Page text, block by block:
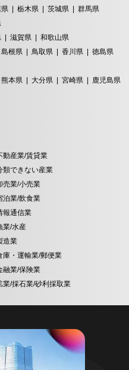
栃木県 茨城県
群馬県
滋賀県
和歌山県
島根県 鳥取県 香川県
徳島県
熊本県 大分県 宮崎県
鹿児島県
動産業/賃貸業
類できない産業
売業/小売業
泊業/飲食業
報通信業
業/水産
造業
庫・運輸業/郵便業
融業/保険業
業/採石業/砂利採取業